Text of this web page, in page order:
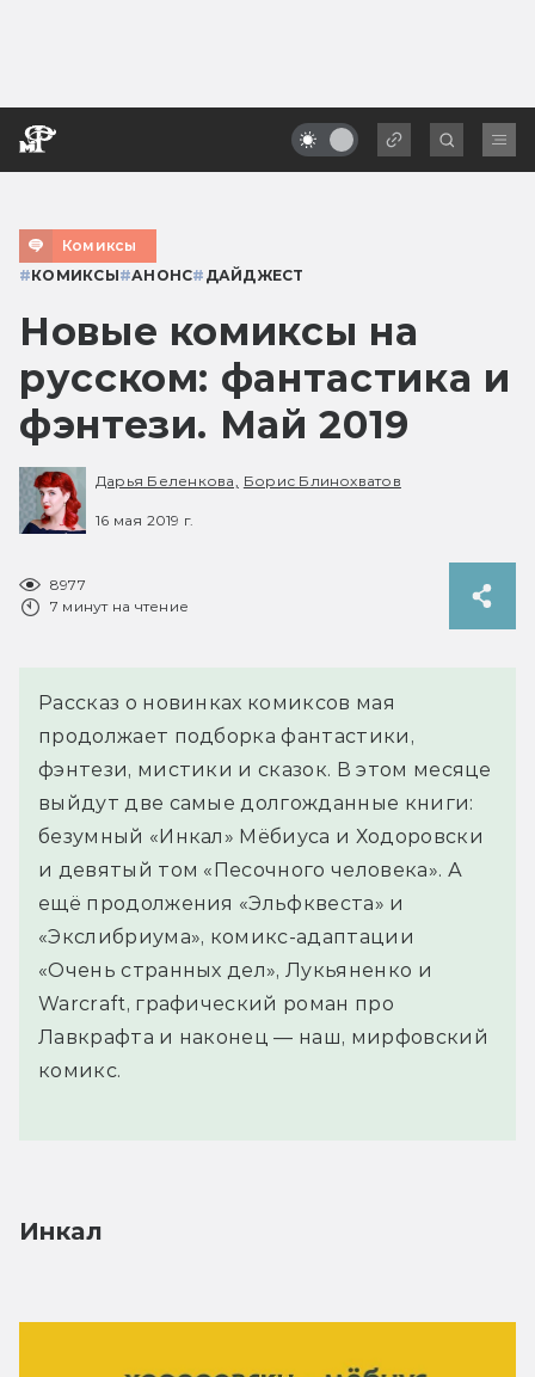
Комиксы
#КОМИКСЫ#АНОНС# ДАЙДЖЕСТ
Новые комиксы на
русском: фантастика и
фэнтези. Май 2019
Дарья Беленкова, Борис Блинохватов
16 мая 2019 г.
8977
7 минут на чтение
Рассказ о новинках комиксов мая
продолжает подборка фантастики,
фэнтези, мистики и сказок. В этом месяце
выйдут две самые долгожданные книги:
безумный «Инкал» Мёбиуса и Ходоровски
и девятый том «Песочного человека». А
ещё продолжения «Эльфквеста» и
«Экслибриума», комикс-адаптации
«Очень странных дел», Лукьяненко и
Warcraft, графический роман про
Лавкрафта и наконец — наш, мирфовский
комикс.
Инкал